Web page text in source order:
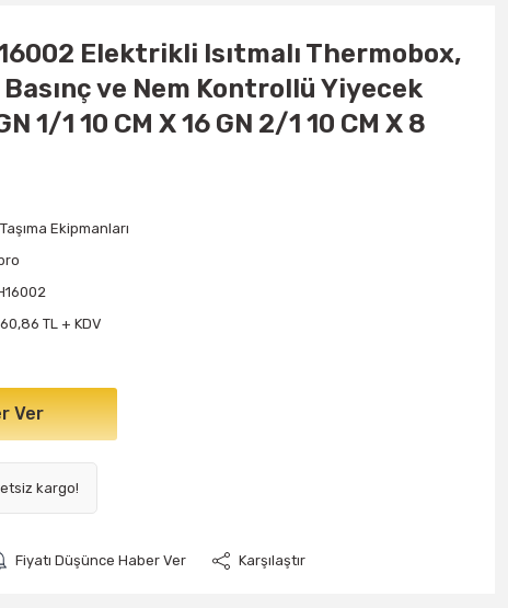
Elektrikli Isıtmalı Thermobox,
Basınç ve Nem Kontrollü Yiyecek
1/1 10 CM X 16 GN 2/1 10 CM X 8
Ekipmanları
TL + KDV
Ver
kargo!
Fiyatı Düşünce Haber Ver Karşılaştır